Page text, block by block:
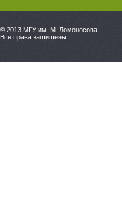
© 2013 МГУ им. М. Ломоносова
Все права защищены